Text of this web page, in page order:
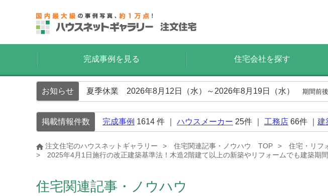
完成事例を見る 住宅会社を探す
お知らせ 夏季休業 2026年8月12日（水）～2026年8月19日（水） 期間前
掲載情報件数 完成事例 1614 件 ｜ ハウスメーカー 25件 ｜ 工務店 66件 ｜ 建
注文住宅のハウスネットギャラリー 住宅関連記事・ノウハウ TOP
住宅・リフ
2025年4月1日施行の改正建築基準法！木造2階建て以上の新築やリフォームでも建築期
住宅関連記事・ノウハウ